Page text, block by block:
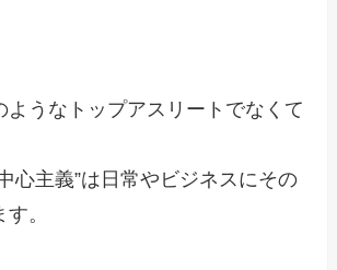
ようなトップアスリートでなくて
心主義”は日常やビジネスにその
。